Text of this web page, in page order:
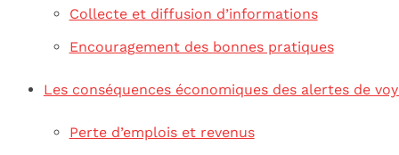
Collecte et diffusion d’informations
Encouragement des bonnes pratiques
Les conséquences économiques des alertes de
Perte d’emplois et revenus